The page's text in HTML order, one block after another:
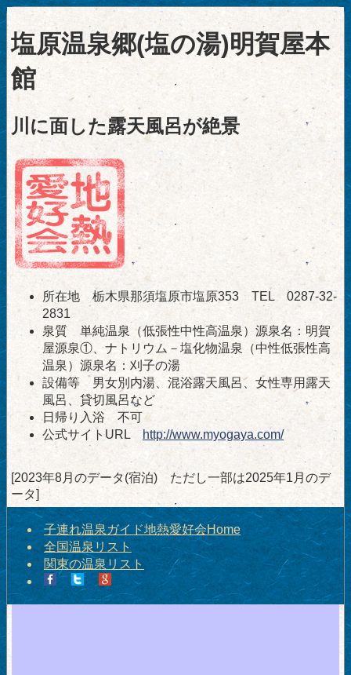
塩原温泉郷(塩の湯)明賀屋本
館
川に面した露天風呂が絶景
所在地 栃木県那須塩原市塩原353 TEL 0287-32-
2831
泉質 単純温泉（低張性中性高温泉）源泉名：明賀
屋源泉①、ナトリウム－塩化物温泉（中性低張性高
温泉）源泉名：刈子の湯
設備等 男女別内湯、混浴露天風呂、女性専用露天
風呂、貸切風呂など
日帰り入浴 不可
公式サイトURL
http://www.myogaya.com/
[2023年8月のデータ(宿泊) ただし一部は2025年1月のデ
ータ]
子連れ温泉ガイド地熱愛好会Home
全国温泉リスト
関東の温泉リスト